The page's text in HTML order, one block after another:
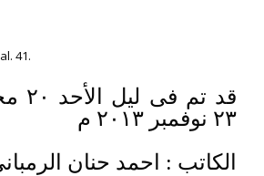
41.
٢٣ نوفمبر ٢٠١٣ م
الكاتب : احمد حنان